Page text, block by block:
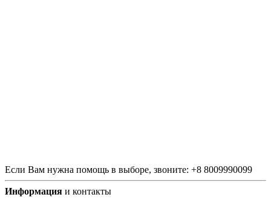
Если Вам нужна помощь в выборе, звоните: +8 8009990099
Информация и контакты